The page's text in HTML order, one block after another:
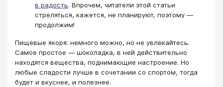
в радость. Впрочем, читатели этой статьи
стреляться, кажется, не планируют, поэтому —
продолжим!
Пищевые якоря: немного можно, но не увлекайтесь.
Самое простое — шоколадка, в ней действительно
находятся вещества, поднимающие настроение. Но
любые сладости лучше в сочетании со спортом, тогда
будет и вкуснее, и полезнее.